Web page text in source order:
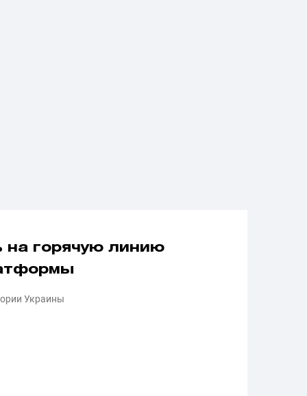
на горячую линию
Украины